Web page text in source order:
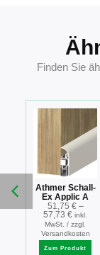
Finden Sie
Athmer Schall-
Ex Applic A
51,75 €–
57,73 € inkl.
MwSt. / zzgl.
Versandkosten
Zum Produkt